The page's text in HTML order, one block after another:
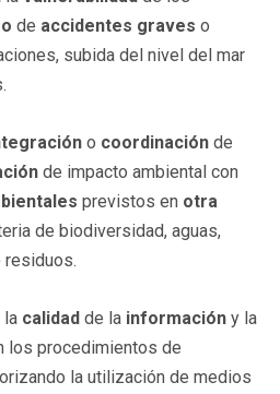
de accidentes graves o
subida del nivel del mar
o coordinación de
de impacto ambiental con
previstos en otra
de biodiversidad, aguas,
la calidad de la información y la
los procedimientos de
la utilización de medios